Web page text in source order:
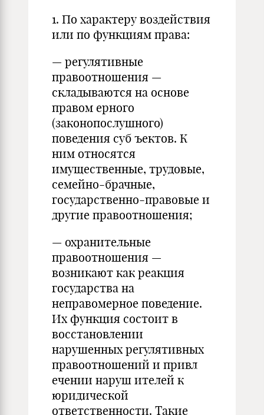
1. По характеру воздействия
или по функциям права:
— регулятивные
правоотношения —
складываются на основе
правом ерного
(законопослушного)
поведения суб ъектов. К
ним относятся
имущественные, трудовые,
семейно-брачные,
государственно-правовые и
другие правоотношения;
— охранительные
правоотношения —
возникают как реакция
государства на
неправомерное поведение.
Их функция состоит в
восстановлении
нарушенных регулятивных
правоотно­шений и привл
ечении наруш ителей к
юридической
ответственности. Такие